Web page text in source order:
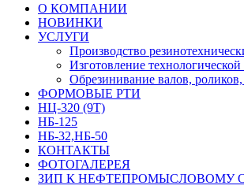
О КОМПАНИИ
НОВИНКИ
УСЛУГИ
Производство
Изготовление
Обрезинивание валов, роликов,
ФОРМОВЫЕ РТИ
НЦ-320 (9Т)
НБ-125
НБ-32,НБ-50
КОНТАКТЫ
ФОТОГАЛЕРЕЯ
ЗИП К НЕФТЕПРОМЫСЛОВОМУ